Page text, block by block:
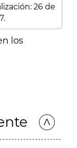
26 de
los